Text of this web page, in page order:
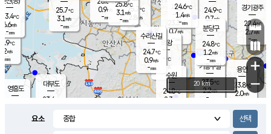
의도
℃
m/s
mm
영흥도
과천
23.3℃
0.7m/s
- mm
용인
23.8℃
2.0m/s
경기광주
22.4℃
2.7m/s
-mm
대부도
23.6
의왕
- ℃
m/s
mm
25.7 ℃
2.8 m/s
-mm
℃
0.9m/s
-mm
25.8℃
3.1 m/s
-mm
24.9℃
0.7m/s
-mm
24.6℃
1.4m/s
-mm
기흥구갈
23.5℃
2.2m/s
-
수리산길
24.7℃
0.9m/s
-mm
분당구
24.8℃
1.2m/s
-mm
23.4℃
6.6m/s
-mm
수원
24.8℃
2.3 m/s
25.7℃
3.1 m/s
-mm
+
−
20 km
요소